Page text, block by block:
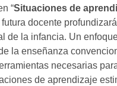
“Situaciones de
docente
de la infancia. Un
la enseñanza
necesarias
de aprendizaje